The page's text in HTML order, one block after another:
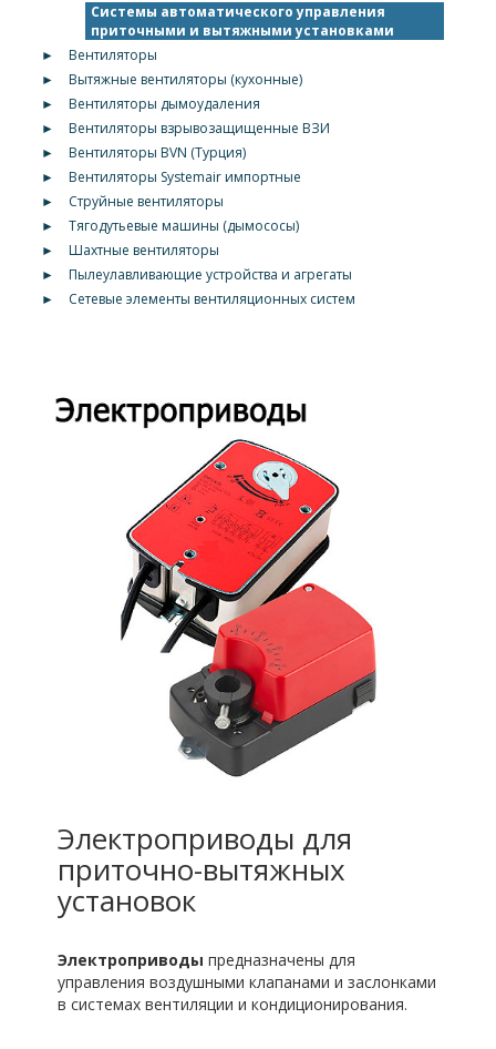
Системы автоматического управления
приточными и вытяжными установками
►
Вентиляторы
►
Вытяжные вентиляторы (кухонные)
►
Вентиляторы дымоудаления
►
Вентиляторы взрывозащищенные ВЗИ
►
Вентиляторы BVN (Турция)
►
Вентиляторы Systemair импортные
►
Струйные вентиляторы
►
Тягодутьевые машины (дымососы)
►
Шахтные вентиляторы
►
Пылеулавливающие устройства и агрегаты
►
Сетевые элементы вентиляционных систем
Электроприводы для
приточно-вытяжных
установок
Электроприводыпредназначены для
управления воздушными клапа­нами и заслонками
в системах вентиляции и кондиционирования.